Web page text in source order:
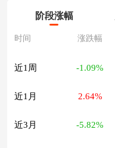
阶段涨幅
时间 涨跌幅
近1周 -1.09%
近1月 2.64%
近3月 -5.82%